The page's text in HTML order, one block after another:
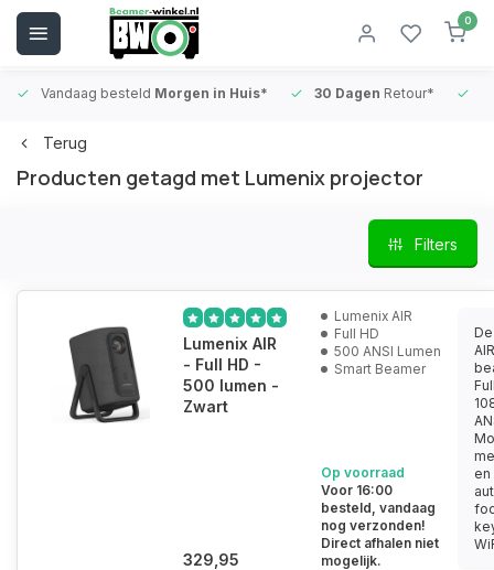
0
Vandaag besteld Morgen in Huis* 30 Dagen Retour*
Terug
Producten getagd met Lumenix projector
Filters
Lumenix AIR
- Full HD -
500 lumen -
Zwart
329,95
Lumenix AIR
Full HD
500 ANSI Lumen
Smart Beamer
Op voorraad
Voor 16:00
besteld, vandaag
nog verzonden!
Direct afhalen niet
mogelijk.
en